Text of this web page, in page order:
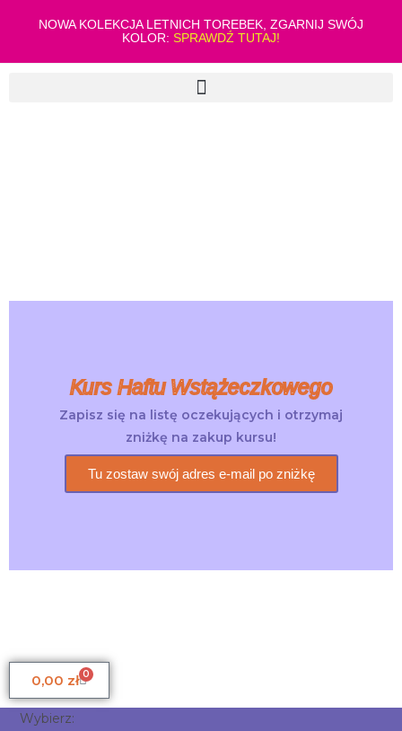
NOWA KOLEKCJA LETNICH TOREBEK, ZGARNIJ SWÓJ
KOLOR: SPRAWDŹ TUTAJ!
Kurs Haftu Wstążeczkowego
Zapisz się na listę oczekujących i otrzymaj
zniżkę na zakup kursu!
Tu zostaw swój adres e-mail po zniżkę
0,00 zł 0
Wybierz: